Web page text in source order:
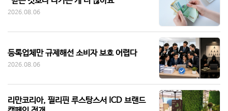
2026.08.06
등록업체만 규제해선 소비자 보호 어렵다
2026.08.06
리만코리아, 필리핀 루스탕스서 ICD 브랜드